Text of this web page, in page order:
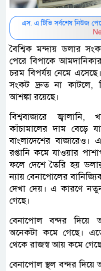
এস. এ টিভি সর্বশেষ নিউজ
বৈশ্বিক মন্দায় ডলার
পেরে বিপাকে
চরম বিপর্যয় নেমে
সংকট দ্রুত না কাটলে,
আশঙ্কা রয়েছে।
বিশ্ববাজারে
কাঁচামালের দাম বেড়ে
বাংলাদেশের
রপ্তানি কমে যাওয়ার
ফলে দেশে তৈরি হয়
ন্যায় বেনাপোলের
দেখা দেয়। এ কারণে
গেছে।
বেনাপোল বন্দর দিয়ে
অনেকটা কমে গেছে।
থেকে রাজস্ব আয় কমে
বেনাপোল স্থল বন্দর